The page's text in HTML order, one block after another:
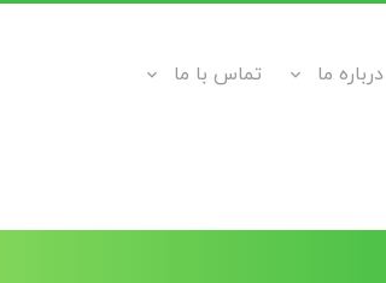
درباره ما تماس با ما